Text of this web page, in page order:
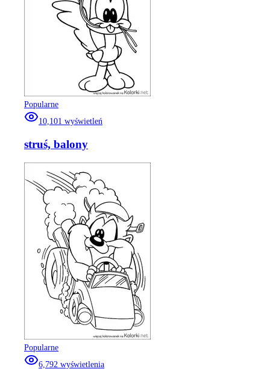
Popularne
10,101 wyświetleń
struś, balony
Popularne
6,792 wyświetlenia